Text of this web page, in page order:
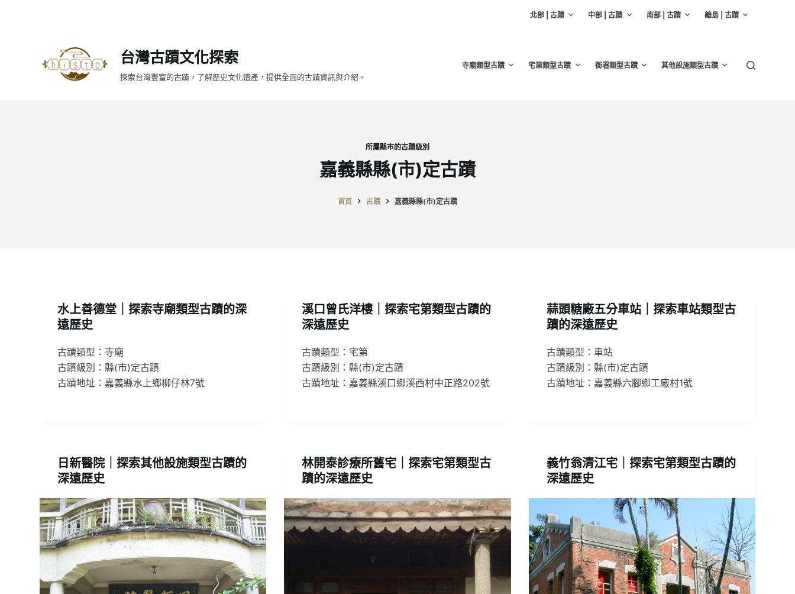
北部 | 古蹟 中部 | 古蹟 南部 | 古蹟 離島 | 古蹟
台灣古蹟文化探索
探索台灣豐富的古蹟，了解歷史文化遺產，提供全面的古蹟資訊與介紹。
寺廟類型古蹟 宅第類型古蹟 衙署類型古蹟 其他設施類型古蹟
所屬縣市的古蹟級別
嘉義縣縣(市)定古蹟
首頁 古蹟 嘉義縣縣(市)定古蹟
水上善德堂｜探索寺廟類型古蹟的深
遠歷史
古蹟類型：寺廟
古蹟級別：縣(市)定古蹟
古蹟地址：嘉義縣水上鄉柳仔林7號
溪口曾氏洋樓｜探索宅第類型古蹟的
深遠歷史
古蹟類型：宅第
古蹟級別：縣(市)定古蹟
古蹟地址：嘉義縣溪口鄉溪西村中正路202號
蒜頭糖廠五分車站｜探索車站類型古
蹟的深遠歷史
古蹟類型：車站
古蹟級別：縣(市)定古蹟
古蹟地址：嘉義縣六腳鄉工廠村1號
日新醫院｜探索其他設施類型古蹟的
深遠歷史
林開泰診療所舊宅｜探索宅第類型古
蹟的深遠歷史
義竹翁清江宅｜探索宅第類型古蹟的
深遠歷史